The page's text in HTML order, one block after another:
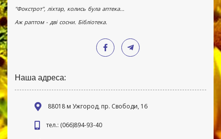
"Фокстрот", ліхтар, колись була аптека...
Аж раптом - дві сосни. Бібліотека.
Наша адреса:
88018 м Ужгород, пр. Свободи, 16
тел.: (066)894-93-40